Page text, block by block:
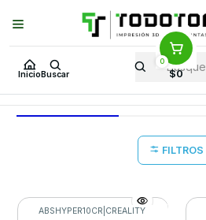
Inicio Buscar
0
$0
Puedes Elegir: Comprar enTienda·
Tienda en24
Inicio CBD 32
CBD 32
FILTROS
ABSHYPER10CR CREALITY